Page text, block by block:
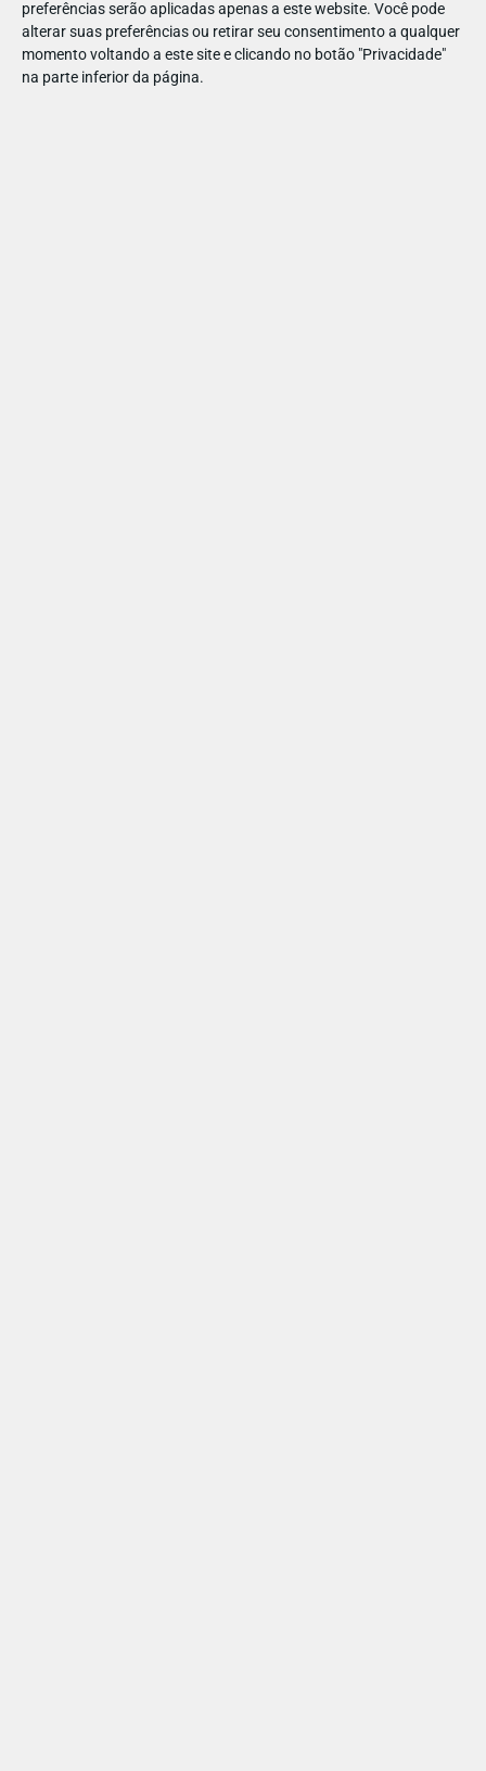
preferências serão aplicadas apenas a este website. Você pode
alterar suas preferências ou retirar seu consentimento a qualquer
momento voltando a este site e clicando no botão "Privacidade"
na parte inferior da página.
Autocaravana Integral
Se deseja conforto acima de tudo, esta autocaravana é a